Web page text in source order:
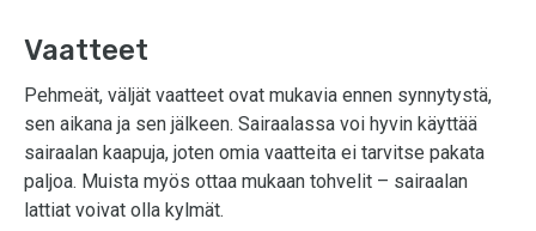
Vaatteet
Pehmeät, väljät vaatteet ovat mukavia ennen synnytystä,
sen aikana ja sen jälkeen. Sairaalassa voi hyvin käyttää
sairaalan kaapuja, joten omia vaatteita ei tarvitse pakata
paljoa. Muista myös ottaa mukaan tohvelit – sairaalan
lattiat voivat olla kylmät.